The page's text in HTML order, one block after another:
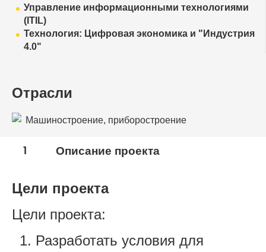
Управление информационными технологиями
(ITIL)
Технология: Цифровая экономика и "Индустрия
4.0"
Отрасли
Машиностроение, приборостроение
1 Описание проекта
Цели проекта
Цели проекта:
Разработать условия для